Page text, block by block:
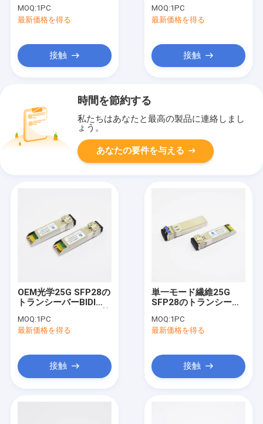
多モード繊維
MOQ:1PC
最新価格を得る
接触
ー850nm 100mの杜松
ネットワーク
MOQ:1PC
最新価格を得る
接触
時間を節約する
私たちはあなたと最高の製品に連絡しまし
ょう。
あなたの要件を与える
OEM光学25G SFP28の
トランシーバーBIDI
式アパートのコネクタ
ー
MOQ:1PC
最新価格を得る
接触
単一モード繊維25G
SFP28のトランシーバ
10km DOM
MOQ:1PC
最新価格を得る
接触